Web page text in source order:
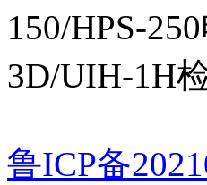
150/HPS-
3D/UIH-1H
鲁ICP备